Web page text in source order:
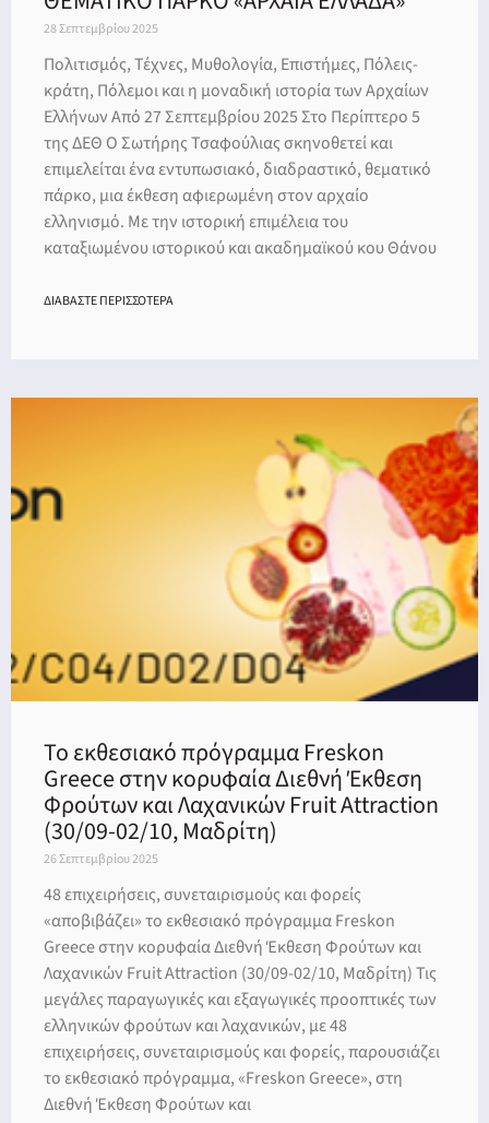
28 Σεπτεμβρίου 2025
Πολιτισμός, Τέχνες, Μυθολογία, Επιστήμες, Πόλεις-
κράτη, Πόλεμοι και η μοναδική ιστορία των Αρχαίων
Ελλήνων Από 27 Σεπτεμβρίου 2025 Στο Περίπτερο 5
της ΔΕΘ Ο Σωτήρης Τσαφούλιας σκηνοθετεί και
επιμελείται ένα εντυπωσιακό, διαδραστικό, θεματικό
πάρκο, μια έκθεση αφιερωμένη στον αρχαίο
ελληνισμό. Με την ιστορική επιμέλεια του
καταξιωμένου ιστορικού και ακαδημαϊκού κου Θάνου
ΔΙΑΒΑΣΤΕ ΠΕΡΙΣΣΟΤΕΡΑ
To εκθεσιακό πρόγραμμα Freskon
Greece στην κορυφαία Διεθνή Έκθεση
Φρούτων και Λαχανικών Fruit Attraction
(30/09-02/10, Μαδρίτη)
26 Σεπτεμβρίου 2025
48 επιχειρήσεις, συνεταιρισμούς και φορείς
«αποβιβάζει» το εκθεσιακό πρόγραμμα Freskon
Greece στην κορυφαία Διεθνή Έκθεση Φρούτων και
Λαχανικών Fruit Attraction (30/09-02/10, Μαδρίτη) Τις
μεγάλες παραγωγικές και εξαγωγικές προοπτικές των
ελληνικών φρούτων και λαχανικών, με 48
επιχειρήσεις, συνεταιρισμούς και φορείς, παρουσιάζει
το εκθεσιακό πρόγραμμα, «Freskon Greece», στη
Διεθνή Έκθεση Φρούτων και